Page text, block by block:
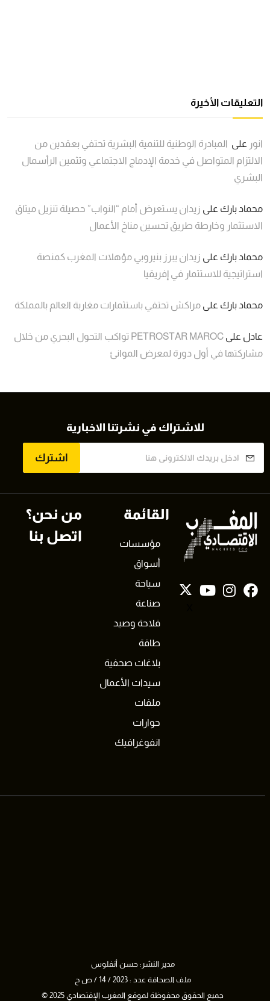
التعليقات الأخيرة
انور على المبادرة الوطنية للتنمية البشرية تحتفي بعقدين من
الالتزام المتواصل في خدمة الإدماج الاجتماعي وتثمين الرأسمال
البشري
محماد بارك على زيدان يستعرض أمام “النواب” حصيلة تنزيل ميثاق
الاستثمار وخارطة طريق تحسين مناخ الأعمال
محماد بارك على زيدان يبرز بنيروبي مؤهلات المغرب كمنصة
استراتيجية للاستثمار في إفريقيا
محماد بارك على مراكش تحتفي باستثمارات مغاربة العالم بالمملكة
عادل على
PETROSTAR MAROC تواكب التحول البحري من خلال
مشاركتها في أول دورة لمعرض الموانئ
للاشتراك في نشرتنا الاخبارية
اشترك
القائمة
مؤسسات
أسواق
سياحة
صناعة
فلاحة وصيد
طاقة
بلاغات صحفية
سيدات الأعمال
ملفات
حوارات
انفوغرافيك
من نحن؟
اتصل بنا
مدير النشر: حسن أنفلوس
ملف الصحافة عدد : 2023 / 14 / ص ح
جميع الحقوق محفوظة لموقع المغرب الإقتصادي 2025 ©